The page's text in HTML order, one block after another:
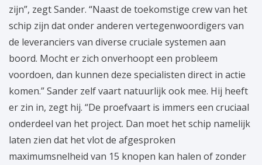
zijn”, zegt Sander. “Naast de toekomstige crew van het
schip zijn dat onder anderen vertegenwoordigers van
de leveranciers van diverse cruciale systemen aan
boord. Mocht er zich onverhoopt een probleem
voordoen, dan kunnen deze specialisten direct in actie
komen.” Sander zelf vaart natuurlijk ook mee. Hij heeft
er zin in, zegt hij. “De proefvaart is immers een cruciaal
onderdeel van het project. Dan moet het schip namelijk
laten zien dat het vlot de afgesproken
maximumsnelheid van 15 knopen kan halen of zonder